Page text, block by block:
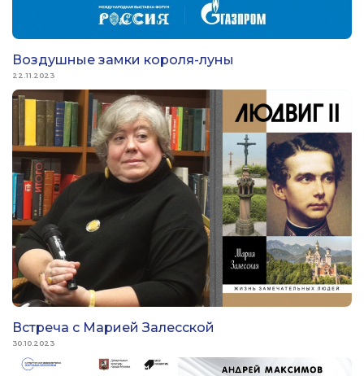
Воздушные замки короля-луны
22.11.2023
Встреча с Марией Залесской
30.10.2023